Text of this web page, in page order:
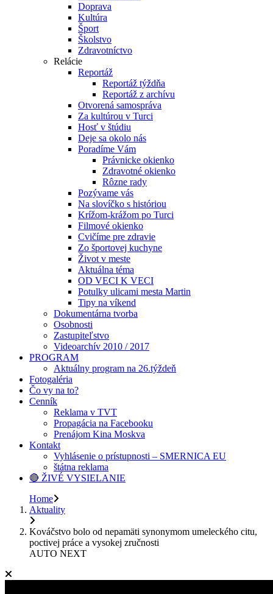
Doprava
Kultúra
Šport
Školstvo
Zdravotníctvo
Relácie
Reportáž
Reportáž týždňa
Reportáž z archívu
Otvorená samospráva
Za kultúrou v Turci
Hosť v štúdiu
Deje sa okolo nás
Poradíme Vám
Právnicke okienko
Zdravotné okienko
Rôzne rady
Pozývame vás
Na slovíčko s históriou
Krížom-krážom po Turci
Filmové okienko
Cvičíme pre zdravie
Zo športovej kuchyne
Život v meste
Aktuálna téma
OD VECI K VECI
Potulky ulicami mesta Martin
Tipy na víkend
Dokumentárna tvorba
Osobnosti
Zastupiteľstvo
Videoarchív 2010 / 2017
PROGRAM
Aktuálny program na 26.týždeň
Fotogaléria
Čo vy na to?
Cenník
Reklama v TVT
Propagácia na Facebooku
Prenájom Kina Moskva
Kontakt
Vyhlásenie o prístupnosti – SMERNICA EU
štátna reklama
🔴 ŽIVÉ VYSIELANIE
Home
Aktuality
Kováčstvo bolo od nepamäti synonymom umeleckého citu,
poctivej práce a vysokej zručnosti
AUTO NEXT